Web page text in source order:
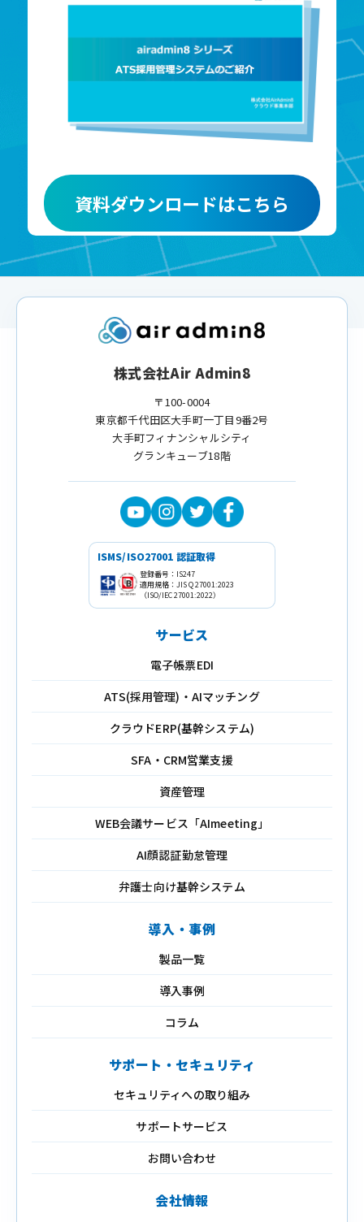
資料ダウンロードはこちら
株式会社Air Admin8
〒100-0004
東京都千代田区大手町一丁目9番2号
大手町フィナンシャルシティ
グランキューブ18階
ISMS/ISO27001 認証取得
登録番号：IS247
適用規格：JIS Q 27001:2023
（ISO/IEC 27001:2022）
サービス
電子帳票EDI
ATS(採用管理)・AIマッチング
クラウドERP(基幹システム)
SFA・CRM営業支援
資産管理
WEB会議サービス「AImeeting」
AI顔認証勤怠管理
弁護士向け基幹システム
導入・事例
製品一覧
導入事例
コラム
サポート・セキュリティ
セキュリティへの取り組み
サポートサービス
お問い合わせ
会社情報